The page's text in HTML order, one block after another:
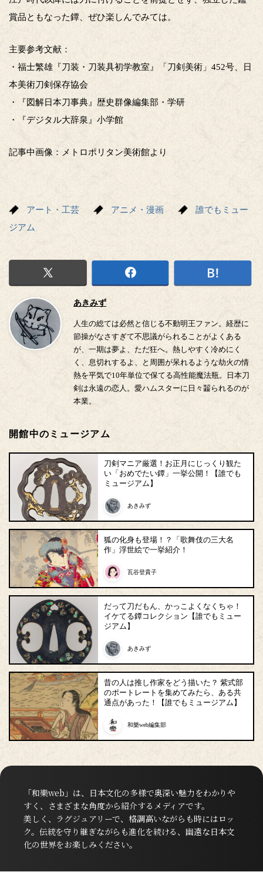
賞品ともなった鐔、ぜひ楽しんでみては。
主要参考文献：
・福士繁雄『刀装・刀装具初学教室』「刀剣美術」452号、日
本美術刀剣保存協会
・『図解日本刀事典』歴史群像編集部・学研
・『デジタル大辞泉』小学館
記事中画像：メトロポリタン美術館より
アート・工芸 アニメ・漫画
誰でもミュー
ジアム
あきみず
人生の総ては必然と信じる不動明王ファン。経歴に
節操がなさすぎて不思議がられることがよくある
が、一期は夢よ、ただ狂へ。熱しやすく冷めにく
く、息切れするよ、と周囲が呆れるような劫火の情
熱を平気で10年単位で保てる高性能魔法瓶。日本刀
剣は永遠の恋人。愛ハムスターに日々齧られるのが
本業。
開館中のミュージアム
刀剣マニア厳選！お正月にじっくり観た
い「おめでたい鐔」一挙公開！【誰でも
ミュージアム】
あきみず
狐の化身も登場！？「歌舞伎の三大名
作」浮世絵で一挙紹介！
瓦谷登貴子
だって刀だもん、かっこよくなくちゃ！
イケてる鐔コレクション【誰でもミュー
ジアム】
あきみず
昔の人は推し作家をどう描いた？ 紫式部
のポートレートを集めてみたら、ある共
通点があった！【誰でもミュージアム】
和樂web編集部
「和樂web」は、日本文化の多様で奥深い魅力をわかりや
すく、さまざまな角度から紹介するメディアです。
美しく、ラグジュアリーで、格調高いながらも時にはロッ
ク。伝統を守り継ぎながらも進化を続ける、幽遠な日本文
化の世界をお楽しみください。